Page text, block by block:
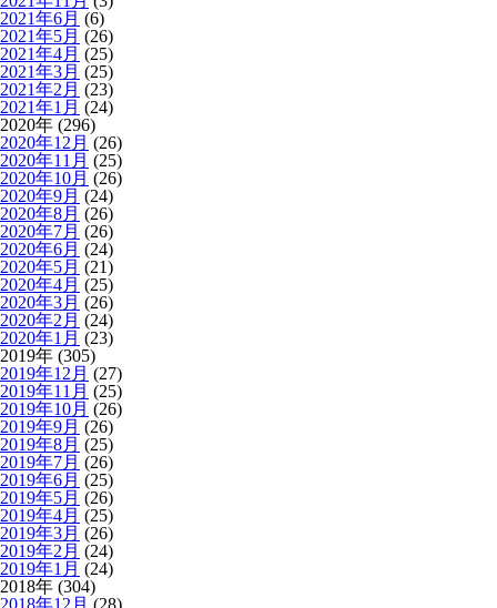
2021年6月 (6)
2021年5月 (26)
2021年4月 (25)
2021年3月 (25)
2021年2月 (23)
2021年1月 (24)
2020年 (296)
2020年12月 (26)
2020年11月 (25)
2020年10月 (26)
2020年9月 (24)
2020年8月 (26)
2020年7月 (26)
2020年6月 (24)
2020年5月 (21)
2020年4月 (25)
2020年3月 (26)
2020年2月 (24)
2020年1月 (23)
2019年 (305)
2019年12月 (27)
2019年11月 (25)
2019年10月 (26)
2019年9月 (26)
2019年8月 (25)
2019年7月 (26)
2019年6月 (25)
2019年5月 (26)
2019年4月 (25)
2019年3月 (26)
2019年2月 (24)
2019年1月 (24)
2018年 (304)
2018年12月 (28)